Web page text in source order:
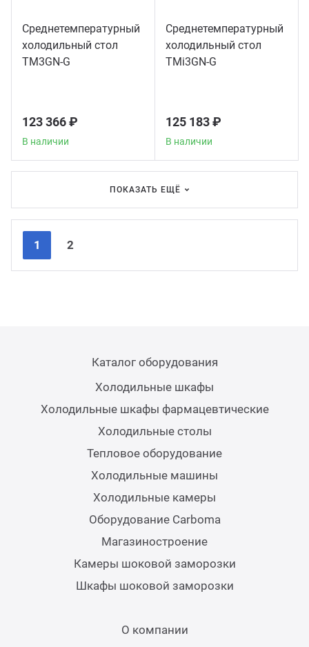
Среднетемпературный
холодильный стол
TM3GN-G
123 366 ₽
В наличии
Среднетемпературный
холодильный стол
TMi3GN-G
125 183 ₽
В наличии
ПОКАЗАТЬ ЕЩЁ
1 2
Каталог оборудования
Холодильные шкафы
Холодильные шкафы фармацевтические
Холодильные столы
Тепловое оборудование
Холодильные машины
Холодильные камеры
Оборудование Carboma
Магазиностроение
Камеры шоковой заморозки
Шкафы шоковой заморозки
О компании